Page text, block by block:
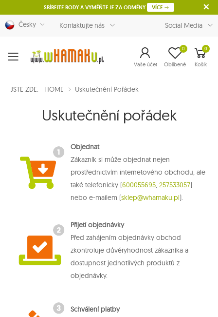
SBÍREJTE BODY A VYMĚŇTE JE ZA ODMĚNY VÍCE
Česky Kontaktujte nás Social Media
Menu Vaše účet Oblíbené
0 0
Košík
JSTE ZDE: HOME Uskutečnění Pořádek
Uskutečnění pořádek
Objednat
Zákazník si může objednat nejen
prostřednictvím internetového obchodu, ale
také telefonicky (600055695, 257533057)
nebo e-mailem (sklep@whamaku.pl).
Přijetí objednávky
Před zahájením objednávky obchod
zkontroluje důvěryhodnost zákazníka a
dostupnost jednotlivých produktů z
objednávky.
Schválení platby